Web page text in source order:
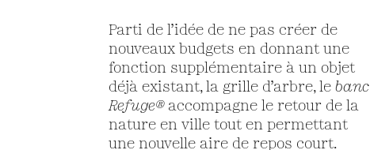
Parti de l’idée de ne pas créer de
nouveaux budgets en donnant une
fonction supplémentaire à un objet
déjà existant, la grille d’arbre, le banc
Refuge®accompagne le retour de la
nature en ville tout en permettant
une nouvelle aire de repos court.